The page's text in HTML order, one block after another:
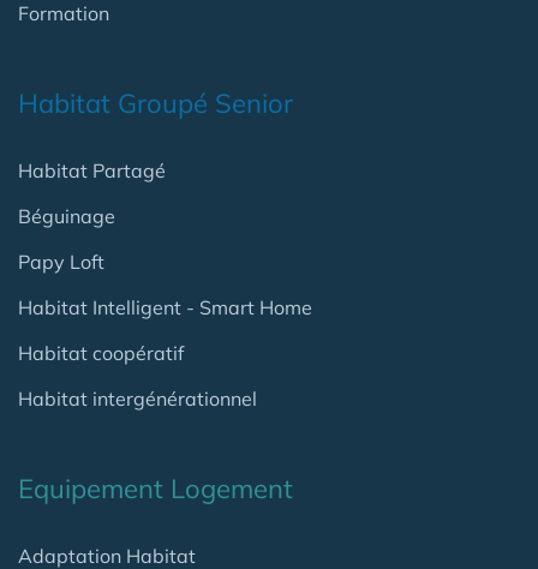
Formation
Habitat Groupé Senior
Habitat Partagé
Béguinage
Papy Loft
Habitat Intelligent - Smart Home
Habitat coopératif
Habitat intergénérationnel
Equipement Logement
Adaptation Habitat